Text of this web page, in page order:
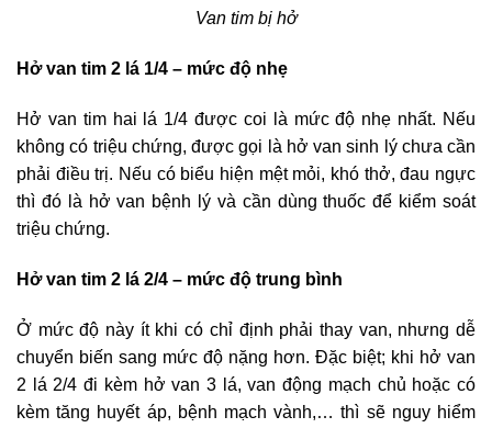
Van tim bị hở
Hở van tim 2 lá 1/4 – mức độ nhẹ
Hở van tim hai lá 1/4 được coi là mức độ nhẹ nhất. Nếu
không có triệu chứng, được gọi là hở van sinh lý chưa cần
phải điều trị. Nếu có biểu hiện mệt mỏi, khó thở, đau ngực
thì đó là hở van bệnh lý và cần dùng thuốc để kiểm soát
triệu chứng.
Hở van tim 2 lá 2/4 – mức độ trung bình
Ở mức độ này ít khi có chỉ định phải thay van, nhưng dễ
chuyển biến sang mức độ nặng hơn. Đặc biệt; khi hở van
2 lá 2/4 đi kèm hở van 3 lá, van động mạch chủ hoặc có
kèm tăng huyết áp, bệnh mạch vành,… thì sẽ nguy hiểm